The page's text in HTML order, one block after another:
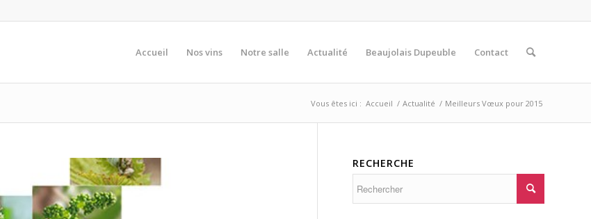
Accueil Nos vins Notre salle Actualité Beaujolais Dupeuble Contact
Vous êtes ici : Accueil / Actualité / Meilleurs Vœux pour 2015
RECHERCHE